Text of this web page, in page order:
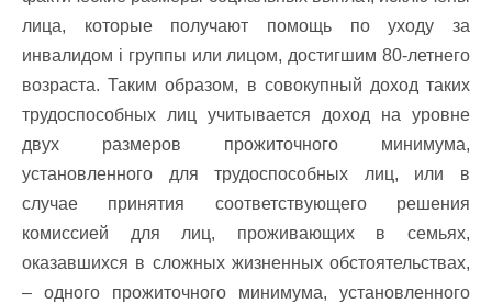
лица, которые получают помощь по уходу за
инвалидом i группы или лицом, достигшим 80-летнего
возраста. Таким образом, в совокупный доход таких
трудоспособных лиц учитывается доход на уровне
двух размеров прожиточного минимума,
установленного для трудоспособных лиц, или в
случае принятия соответствующего решения
комиссией для лиц, проживающих в семьях,
оказавшихся в сложных жизненных обстоятельствах,
– одного прожиточного минимума, установленного